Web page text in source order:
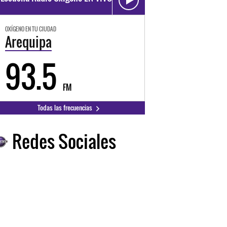
OXÍGENO EN TU CIUDAD
Arequipa
93.5 FM
Todas las frecuencias
Redes Sociales